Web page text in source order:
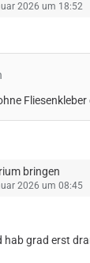
2026 um 18:52
Fliesenkleber
bringen
2026 um 08:45
hab grad erst